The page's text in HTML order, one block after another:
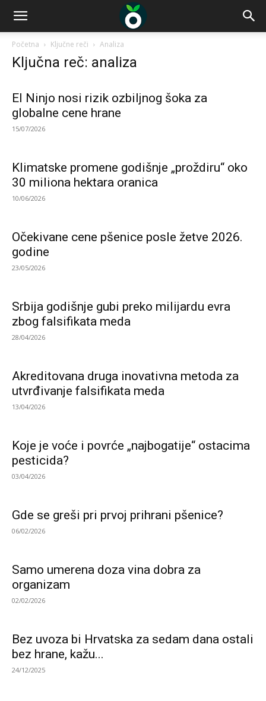
Početna Ključne reči Analiza
Ključna reč: analiza
El Ninjo nosi rizik ozbiljnog šoka za
globalne cene hrane
15/07/2026
Klimatske promene godišnje „proždiru“ oko
30 miliona hektara oranica
10/06/2026
Očekivane cene pšenice posle žetve 2026.
godine
23/05/2026
Srbija godišnje gubi preko milijardu evra
zbog falsifikata meda
28/04/2026
Akreditovana druga inovativna metoda za
utvrđivanje falsifikata meda
13/04/2026
Koje je voće i povrće „najbogatije“ ostacima
pesticida?
03/04/2026
Gde se greši pri prvoj prihrani pšenice?
06/02/2026
Samo umerena doza vina dobra za
organizam
02/02/2026
Bez uvoza bi Hrvatska za sedam dana ostali
bez hrane, kažu...
24/12/2025